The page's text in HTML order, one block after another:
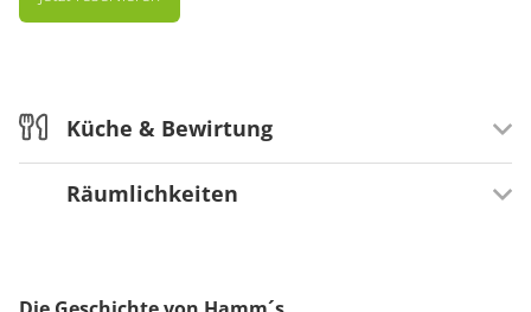
Küche & Bewirtung
Mahlzeiten
Räumlichkeiten
Hunde willkommen